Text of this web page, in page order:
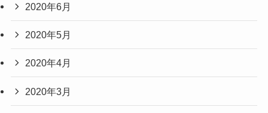
2020年6月
2020年5月
2020年4月
2020年3月